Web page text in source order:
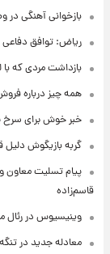
بازخوانی آهنگی
ریاض: توافق
بازداشت مردی که با
همه چیز درباره
خبر خوش برای سرخ
گربه بازیگوش
پیام تسلیت معاون
قاسم‌زاده
وینیسیوس در رئال
معادله جدید در